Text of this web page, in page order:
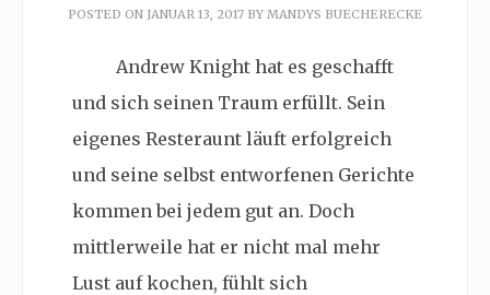
POSTED ON JANUAR 13, 2017 BY MANDYS BUECHERECKE
Andrew Knight hat es geschafft
und sich seinen Traum erfüllt. Sein
eigenes Resteraunt läuft erfolgreich
und seine selbst entworfenen Gerichte
kommen bei jedem gut an. Doch
mittlerweile hat er nicht mal mehr
Lust auf kochen, fühlt sich